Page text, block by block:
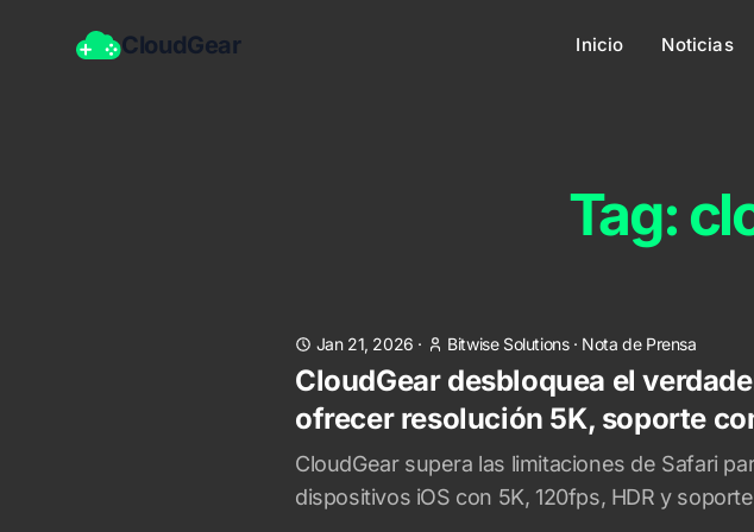
CloudGear Inicio Noticias
Tag:
Jan 21, 2026 · Bitwise Solutions· Nota de Prensa
CloudGear desbloquea el
ofrecer resolución 5K, soporte
CloudGear supera las limitaciones de Safari
dispositivos iOS con 5K, 120fps, HDR y